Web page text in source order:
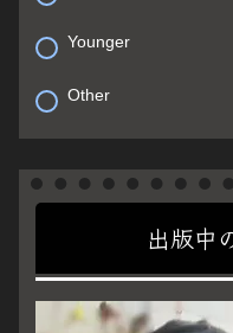
Younger
Other
出版中